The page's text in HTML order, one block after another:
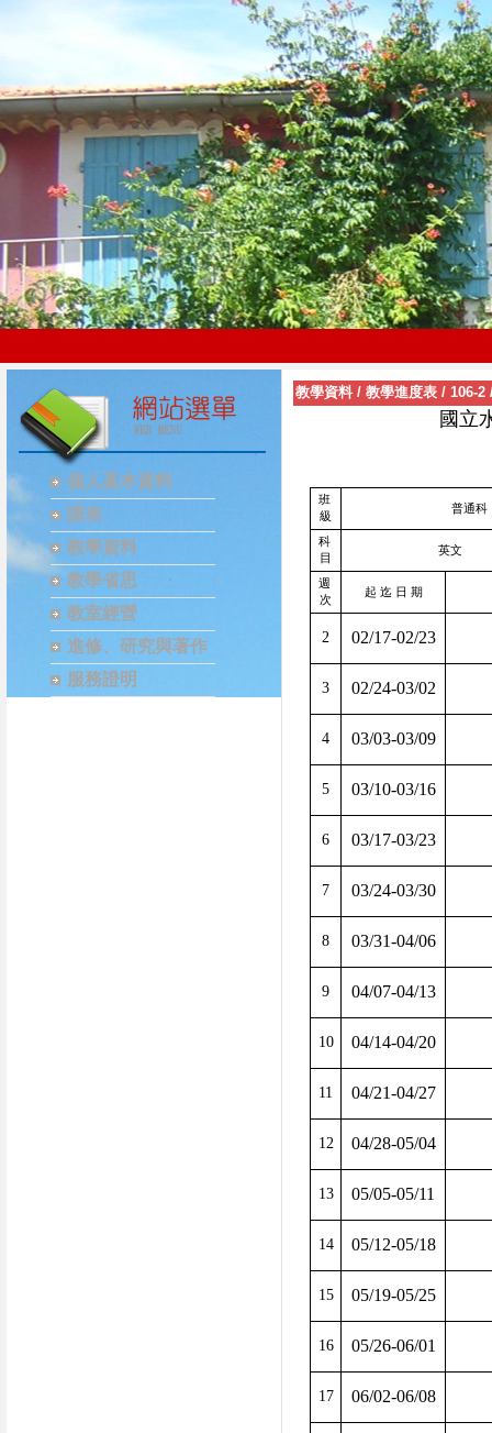
個人基本資料
課表
教學資料
教學省思
教室經營
進修、研究與著作
服務證明
教學資料/ 教學進度表 / 106-2
國立
班
級
普通科
科
目
英文
週
次
起 迄 日 期
2 02/17-02/23
3 02/24-03/02
4 03/03-03/09
5 03/10-03/16
6 03/17-03/23
7 03/24-03/30
8 03/31-04/06
9 04/07-04/13
10 04/14-04/20
11 04/21-04/27
12 04/28-05/04
13 05/05-05/11
14 05/12-05/18
15 05/19-05/25
16 05/26-06/01
17 06/02-06/08